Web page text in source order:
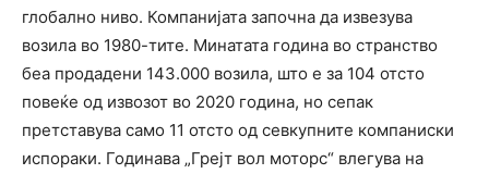
глобално ниво. Компанијата започна да извезува
возила во 1980-тите. Минатата година во странство
беа продадени 143.000 возила, што е за 104 отсто
повеќе од извозот во 2020 година, но сепак
претставува само 11 отсто од севкупните компаниски
испораки. Годинава „Грејт вол моторс“ влегува на